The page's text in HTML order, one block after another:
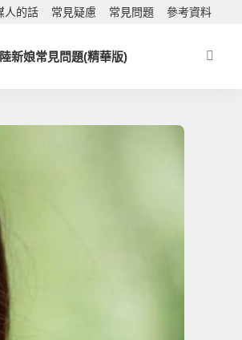
人的話 常見疑慮 常見問題 參考資料
新娘常見問題(精華版)